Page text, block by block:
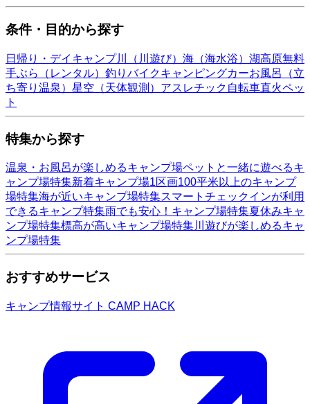
条件・目的から探す
日帰り・デイキャンプ川（川遊び） 海（海水浴） 湖高原無料
手ぶら（レンタル） 釣り バイクキャンピングカーお風呂（立
ち寄り温泉） 星空（天体観測） アスレチック 自転車直火ペッ
ト
特集から探す
温泉・お風呂が楽しめるキャンプ場ペットと一緒に遊べるキ
ャンプ場特集新着キャンプ場1区画100平米以上のキャンプ
場特集海が近いキャンプ場特集スマートチェックインが利用
できるキャンプ特集雨でも安心！キャンプ場特集夏休みキャ
ンプ場特集標高が高いキャンプ場特集川遊びが楽しめるキャ
ンプ場特集
おすすめサービス
キャンプ情報サイト CAMP HACK